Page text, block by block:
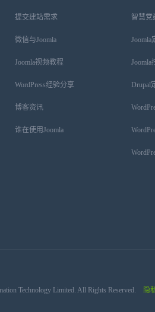
提交建站需求
微信与Joomla
Joomla视频教程
WordPress经验分享
博客资讯
谁在使用Joomla
智慧党
Joomla
Joomla
Drupal
Technology Limited. All Rights Reserved. 隐